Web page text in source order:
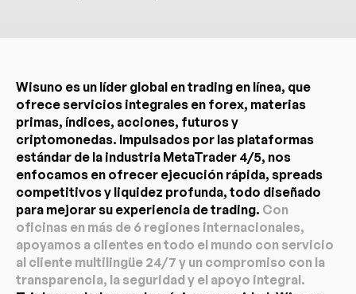
Wisuno es un líder global en trading en línea, que
ofrece servicios integrales en forex, materias
primas, índices, acciones, futuros y
criptomonedas. Impulsados por las plataformas
estándar de la industria MetaTrader 4/5, nos
enfocamos en ofrecer ejecución rápida, spreads
competitivos y liquidez profunda, todo diseñado
para mejorar su experiencia de trading. Con
oficinas en más de 6 regiones internacionales,
apoyamos a clientes en todo el mundo con servicio
al cliente multilingüe 24/7 y un compromiso con la
transparencia, la seguridad y el apoyo integral.